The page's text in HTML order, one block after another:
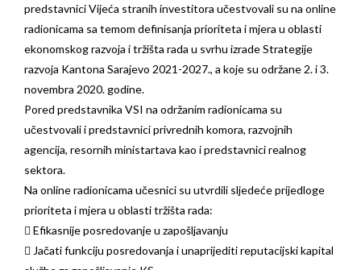
predstavnici Vijeća stranih investitora učestvovali su na online
radionicama sa temom definisanja prioriteta i mjera u oblasti
ekonomskog razvoja i tržišta rada u svrhu izrade Strategije
razvoja Kantona Sarajevo 2021-2027., a koje su održane 2. i 3.
novembra 2020. godine.
Pored predstavnika VSI na održanim radionicama su
učestvovali i predstavnici privrednih komora, razvojnih
agencija, resornih ministartava kao i predstavnici realnog
sektora.
Na online radionicama učesnici su utvrdili sljedeće prijedloge
prioriteta i mjera u oblasti tržišta rada:
 Efikasnije posredovanje u zapošljavanju
 Jačati funkciju posredovanja i unaprijediti reputacijski kapital